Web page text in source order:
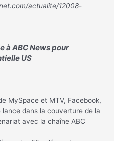
actualite/12008-
à ABC News pour
US
MySpace et MTV, Facebook,
dans la couverture de la
avec la chaîne ABC